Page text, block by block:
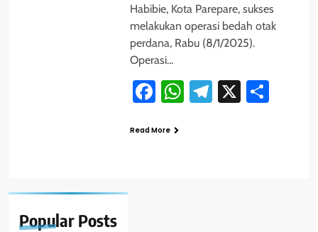
Popular Posts
Habibie, Kota Parepare, sukses
melakukan operasi bedah otak
perdana, Rabu (8/1/2025).
Operasi…
Facebook
WhatsApp
Telegram
X
Read More